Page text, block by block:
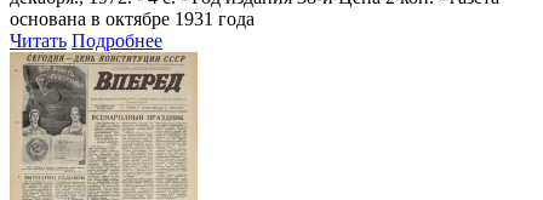
основана в октябре 1931 года
Читать Подробнее